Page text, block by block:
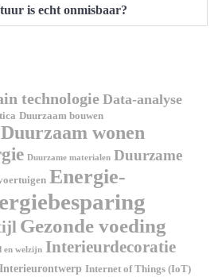
is echt onmisbaar?
technologieData-analyse
Duurzaam bouwen
Duurzaam wonen
Duurzame materialen Duurzame
Energie-
Gezonde voeding
en welzijn Interieurdecoratie
Interieurontwerp Internet of Things (IoT)